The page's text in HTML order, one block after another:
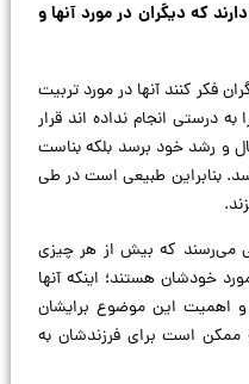
که دیگران در مورد آنها و
فکر کنند آنها در مورد تربیت
درستی انجام نداده‌ اند قرار
و رشد خود برسد بلکه بناست
بنابراین طبیعی است در طی
می‌رسند که بیش از هر چیزی
خودشان هستند؛ اینکه آنها
اهمیت این موضوع برایشان
است برای فرزندشان به